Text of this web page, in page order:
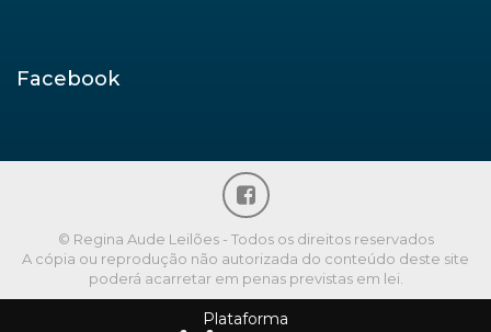
Facebook
© Regina Aude Leilões - Todos os direitos reservados
A cópia ou reprodução não autorizada do conteúdo deste site
poderá acarretar em penas previstas em lei.
Plataforma